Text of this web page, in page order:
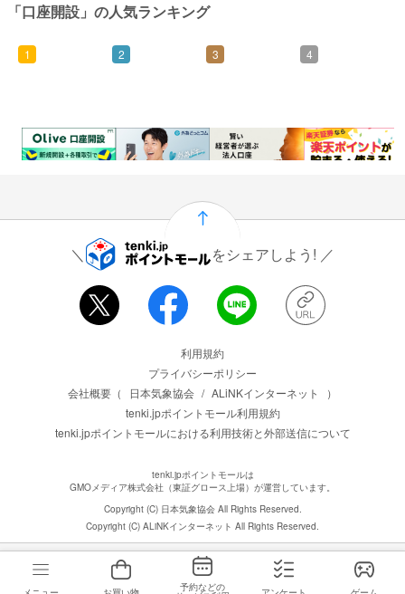
予約などの
「口座開設」の人気ランキング
1
3,500ポイント
2
4,500ポイント
3
4,800ポイント
4
238ポイント
をシェアしよう!
利用規約
プライバシーポリシー
会社概要（
日本気象協会 / ALiNKインターネット
）
tenki.jpポイントモール利用規約
tenki.jpポイントモールにおける利用技術と外部送信について
tenki.jpポイントモールは
GMOメディア株式会社（東証グロース上場）が運営しています。
Copyright (C) 日本気象協会 All Rights Reserved.
Copyright (C) ALiNKインターネット All Rights Reserved.